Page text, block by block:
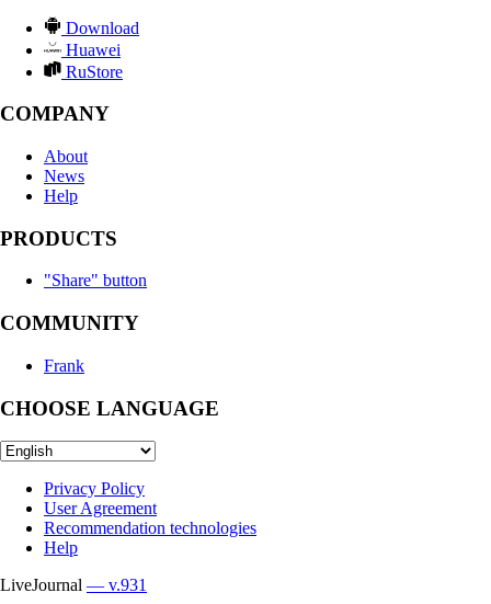
Download
Huawei
RuStore
COMPANY
About
News
Help
PRODUCTS
"Share" button
COMMUNITY
Frank
CHOOSE LANGUAGE
Privacy Policy
User Agreement
Recommendation technologies
Help
LiveJournal — v.931